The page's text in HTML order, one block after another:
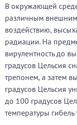
В окружающей
различным
воздействию,
радиации. На
вирулентность до
градусов Цельсия
трепонем, а затем
градусов Цельсия
до 100 градусов
температуры